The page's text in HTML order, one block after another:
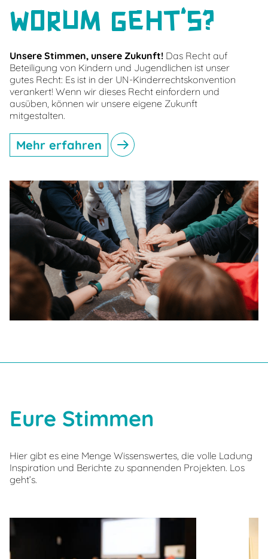
Worum Geht’s?
Unsere Stimmen, unsere Zukunft! Das Recht auf
Beteiligung von Kindern und Jugendlichen ist unser
gutes Recht: Es ist in der UN-Kinderrechtskonvention
verankert! Wenn wir dieses Recht einfordern und
ausüben, können wir unsere eigene Zukunft
mitgestalten.
Mehr erfahren
Eure Stimmen
Hier gibt es eine Menge Wissenswertes, die volle Ladung
Inspiration und Berichte zu spannenden Projekten. Los
geht’s.